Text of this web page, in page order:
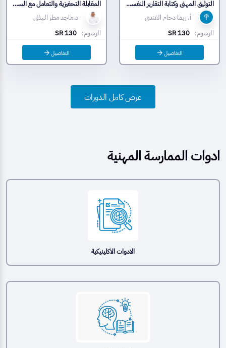
التوثيق المهني وكتابة التقارير النفسية الإكلينيكية
أ. ريما دحام الفندي
الرسوم: SR 130
التفاصيل
المقابلة التحفيزية والتعامل مع السلوكيات المقاومة للتغيير
د.ماجد مطر الهذلي
الرسوم: SR 130
التفاصيل
عرض كامل الدورات
ادوات الممارسة المهنية
الادوات الاكلينيكية